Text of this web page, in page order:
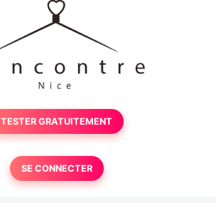
TESTER GRATUITEMENT
SE CONNECTER